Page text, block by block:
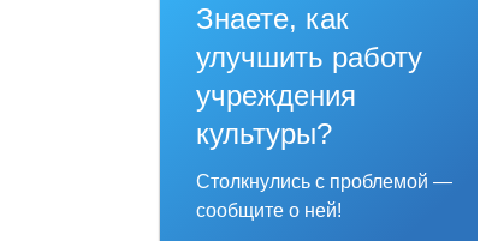
Знаете, как
улучшить работу
учреждения
культуры?
Столкнулись с проблемой —
сообщите о ней!